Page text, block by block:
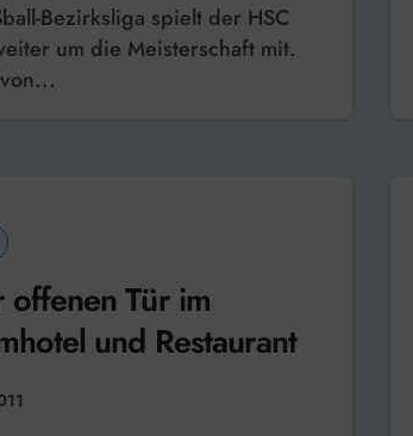
um die Meisterschaft mit.
offenen Tür im
und Restaurant